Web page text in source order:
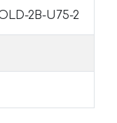
2B-U75-2